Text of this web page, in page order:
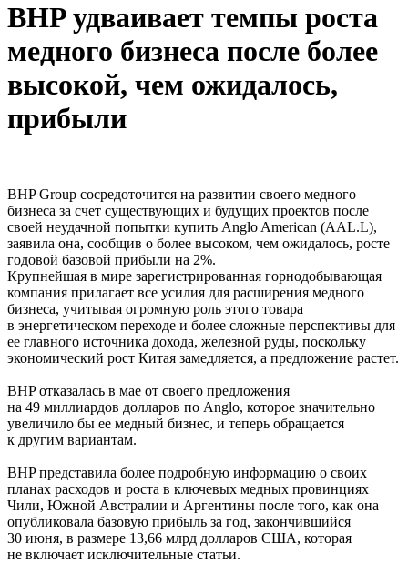
BHP удваивает темпы роста
медного бизнеса после более
высокой, чем ожидалось,
прибыли
BHP Group сосредоточится на развитии своего медного
бизнеса за счет существующих и будущих проектов после
своей неудачной попытки купить Anglo American (AAL.L),
заявила она, сообщив о более высоком, чем ожидалось, росте
годовой базовой прибыли на 2%.
Крупнейшая в мире зарегистрированная горнодобывающая
компания прилагает все усилия для расширения медного
бизнеса, учитывая огромную роль этого товара
в энергетическом переходе и более сложные перспективы для
ее главного источника дохода, железной руды, поскольку
экономический рост Китая замедляется, а предложение растет.
BHP отказалась в мае от своего предложения
на 49 миллиардов долларов по Anglo, которое значительно
увеличило бы ее медный бизнес, и теперь обращается
к другим вариантам.
BHP представила более подробную информацию о своих
планах расходов и роста в ключевых медных провинциях
Чили, Южной Австралии и Аргентины после того, как она
опубликовала базовую прибыль за год, закончившийся
30 июня, в размере 13,66 млрд долларов США, которая
не включает исключительные статьи.